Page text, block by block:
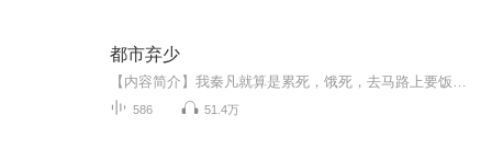
都市弃少
586 51.4万